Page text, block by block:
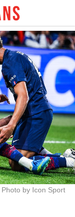
by Icon Sport